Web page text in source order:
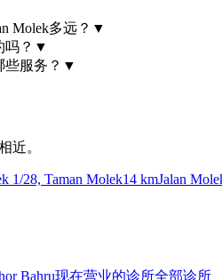
Molek多远？ ▼
吗？ ▼
些服务？ ▼
近。
1/28, Taman Molek14 kmJalan
Bahru现在营业的诊所全部诊所